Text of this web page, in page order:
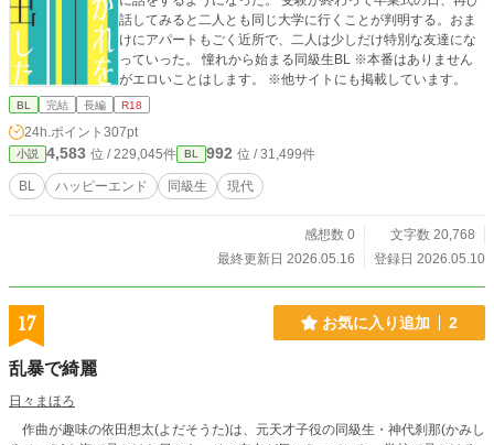
話してみると二人とも同じ大学に行くことが判明する。おま
けにアパートもごく近所で、二人は少しだけ特別な友達にな
っていった。 憧れから始まる同級生BL ※本番はありません
がエロいことはします。 ※他サイトにも掲載しています。
BL 完結 長編 R18
24h.ポイント 307pt
小説 4,583 位 / 229,045件 BL 992 位 / 31,499件
BL ハッピーエンド 同級生 現代
感想数 0
文字数 20,768
最終更新日 2026.05.16
登録日 2026.05.10
17 お気に入り追加 2
乱暴で綺麗
日々まほろ
作曲が趣味の依田想太(よだそうた)は、元天才子役の同級生・神代刹那(かみし